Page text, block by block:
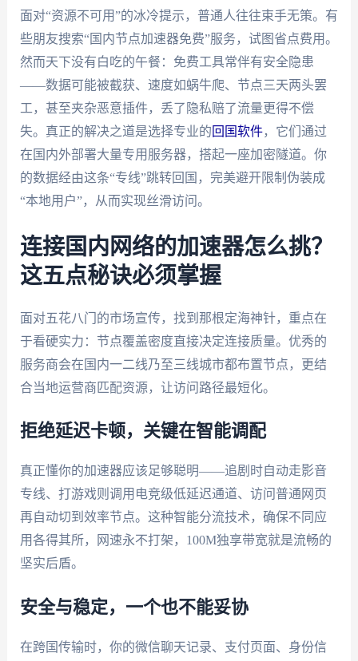
面对“资源不可用”的冰冷提示，普通人往往束手无策。有
些朋友搜索“国内节点加速器免费”服务，试图省点费用。
然而天下没有白吃的午餐：免费工具常伴有安全隐患
——数据可能被截获、速度如蜗牛爬、节点三天两头罢
工，甚至夹杂恶意插件，丢了隐私赔了流量更得不偿
失。真正的解决之道是选择专业的回国软件，它们通过
在国内外部署大量专用服务器，搭起一座加密隧道。你
的数据经由这条“专线”跳转回国，完美避开限制伪装成
“本地用户”，从而实现丝滑访问。
连接国内网络的加速器怎么挑？
这五点秘诀必须掌握
面对五花八门的市场宣传，找到那根定海神针，重点在
于看硬实力：节点覆盖密度直接决定连接质量。优秀的
服务商会在国内一二线乃至三线城市都布置节点，更结
合当地运营商匹配资源，让访问路径最短化。
拒绝延迟卡顿，关键在智能调配
真正懂你的加速器应该足够聪明——追剧时自动走影音
专线、打游戏则调用电竞级低延迟通道、访问普通网页
再自动切到效率节点。这种智能分流技术，确保不同应
用各得其所，网速永不打架，100M独享带宽就是流畅的
坚实后盾。
安全与稳定，一个也不能妥协
在跨国传输时，你的微信聊天记录、支付页面、身份信